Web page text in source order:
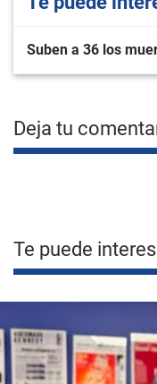
Suben a 36 los
Deja tu
Te puede